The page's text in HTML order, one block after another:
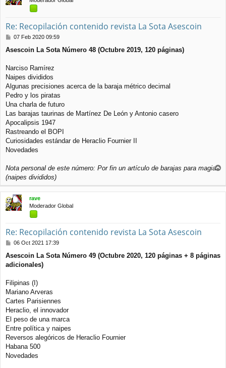
Re: Recopilación contenido revista La Sota Asescoin
M
n
a
07 Feb 2020 09:59
Asescoin La Sota Número 48 (Octubre 2019, 120 páginas)
Narciso Ramírez
Naipes divididos
Algunas precisiones acerca de la baraja métrico decimal
Pedro y los piratas
Una charla de futuro
Las barajas taurinas de Martínez De León y Antonio casero
Apocalipsis 1947
Rastreando el BOPI
Curiosidades estándar de Heraclio Fournier II
Novedades
Nota personal de este número: Por fin un artículo de barajas para magia
(naipes divididos)
i
rave
Moderador Global
Re: Recopilación contenido revista La Sota Asescoin
M
n
s
j
e
06 Oct 2021 17:39
Asescoin La Sota Número 49 (Octubre 2020, 120 páginas + 8 páginas
adicionales)
Filipinas (I)
Mariano Arveras
Cartes Parisiennes
Heraclio, el innovador
El peso de una marca
Entre política y naipes
Reversos alegóricos de Heraclio Fournier
Habana 500
Novedades